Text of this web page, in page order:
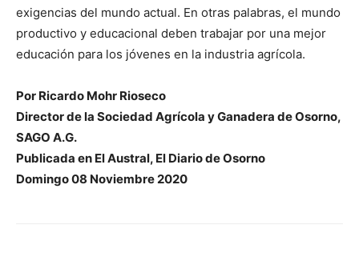
exigencias del mundo actual. En otras palabras, el mundo
productivo y educacional deben trabajar por una mejor
educación para los jóvenes en la industria agrícola.
Por Ricardo Mohr Rioseco
Director de la Sociedad Agrícola y Ganadera de Osorno,
SAGO A.G.
Publicada en El Austral, El Diario de Osorno
Domingo 08 Noviembre 2020